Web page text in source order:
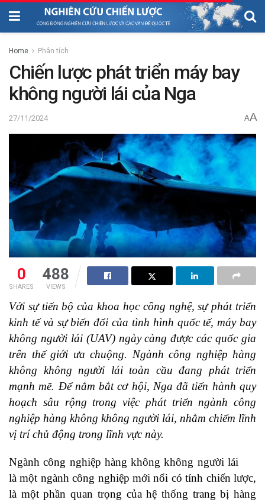
Home Phân tích
Chiến lược phát triển máy bay
không người lái của Nga
27/11/2024 AA
0
SHARES
488
VIEWS
Với sự tiến bộ của khoa học công nghệ, sự phát triển
kinh tế và sự biến đổi của tình hình quốc tế, máy bay
không người lái (UAV) ngày càng được các quốc gia
trên thế giới ưa chuộng. Ngành công nghiệp hàng
không không người lái toàn cầu đang phát triển
mạnh mẽ. Để nắm bắt cơ hội, Nga đã tiến hành quy
hoạch sâu rộng trong việc phát triển ngành công
nghiệp hàng không không người lái, nhằm chiếm lĩnh
vị trí chủ động trong lĩnh vực này.
Ngành công nghiệp hàng không không người lái
là một ngành công nghiệp mới nổi có tính chiến lược,
là một phần quan trọng của hệ thống trang bị hàng